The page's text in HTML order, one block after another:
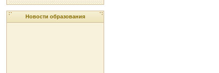
Новости образования